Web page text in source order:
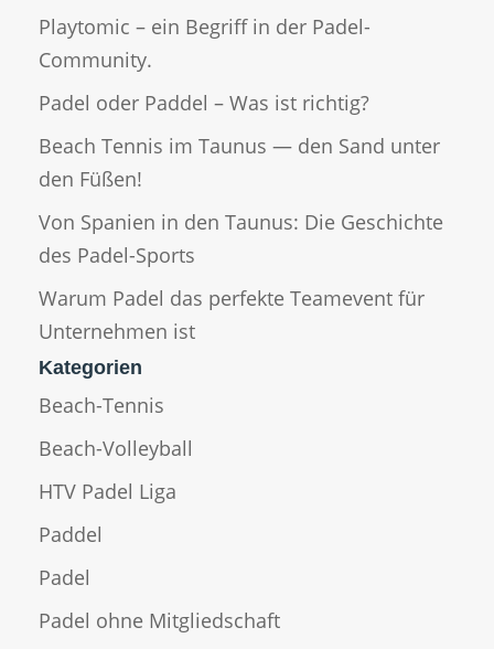
Playtomic – ein Begriff in der Padel-
Community.
Padel oder Paddel – Was ist richtig?
Beach Tennis im Taunus — den Sand unter
den Füßen!
Von Spanien in den Taunus: Die Geschichte
des Padel-Sports
Warum Padel das perfekte Teamevent für
Unternehmen ist
Kategorien
Beach-Tennis
Beach-Volleyball
HTV Padel Liga
Paddel
Padel
Padel ohne Mitgliedschaft